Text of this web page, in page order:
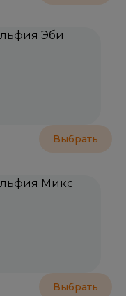
Выбрать
Выбрать